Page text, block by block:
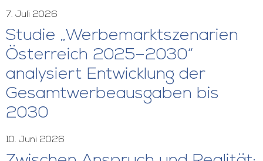
7. Juli 2026
Studie „Werbemarktszenarien
Österreich 2025–2030“
analysiert Entwicklung der
Gesamtwerbeausgaben bis
2030
10. Juni 2026